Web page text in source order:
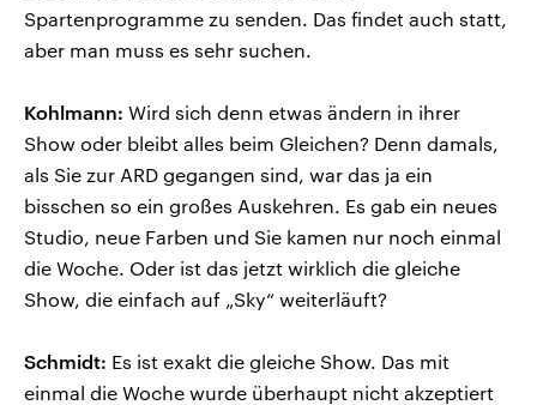
Spartenprogramme zu senden. Das findet auch statt,
aber man muss es sehr suchen.
Kohlmann: Wird sich denn etwas ändern in ihrer
Show oder bleibt alles beim Gleichen? Denn damals,
als Sie zur ARD gegangen sind, war das ja ein
bisschen so ein großes Auskehren. Es gab ein neues
Studio, neue Farben und Sie kamen nur noch einmal
die Woche. Oder ist das jetzt wirklich die gleiche
Show, die einfach auf „Sky“ weiterläuft?
Schmidt: Es ist exakt die gleiche Show. Das mit
einmal die Woche wurde überhaupt nicht akzeptiert